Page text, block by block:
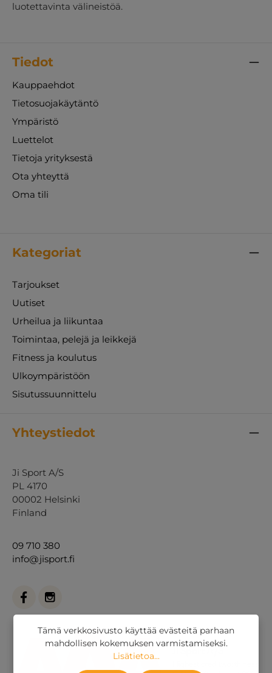
luotettavinta välineistöä.
Tiedot
Kauppaehdot
Tietosuojakäytäntö
Ympäristö
Luettelot
Tietoja yrityksestä
Ota yhteyttä
Oma tili
Kategoriat
Tarjoukset
Uutiset
Urheilua ja liikuntaa
Toimintaa, pelejä ja leikkejä
Fitness ja koulutus
Ulkoympäristöön
Sisutussuunnittelu
Yhteystiedot
Ji Sport A/S
PL 4170
00002 Helsinki
Finland
09 710 380
info@jisport.fi
Tämä verkkosivusto käyttää evästeitä parhaan
mahdollisen kokemuksen varmistamiseksi.
Lisätietoa...